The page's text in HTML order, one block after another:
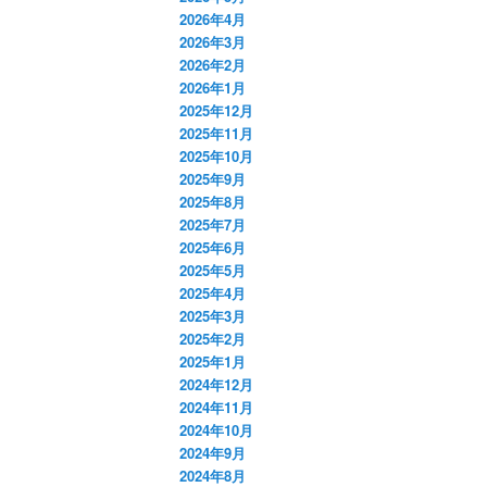
2026年4月
2026年3月
2026年2月
2026年1月
2025年12月
2025年11月
2025年10月
2025年9月
2025年8月
2025年7月
2025年6月
2025年5月
2025年4月
2025年3月
2025年2月
2025年1月
2024年12月
2024年11月
2024年10月
2024年9月
2024年8月